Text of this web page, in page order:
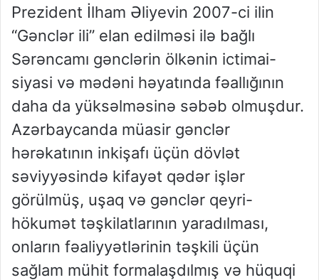
Prezident İlham Əliyevin 2007-ci ilin
“Gənclər ili” elan edilməsi ilə bağlı
Sərəncamı gənclərin ölkənin ictimai-
siyasi və mədəni həyatında fəallığının
daha da yüksəlməsinə səbəb olmuşdur.
Azərbaycanda müasir gənclər
hərəkatının inkişafı üçün dövlət
səviyyəsində kifayət qədər işlər
görülmüş, uşaq və gənclər qeyri-
hökumət təşkilatlarının yaradılması,
onların fəaliyyətlərinin təşkili üçün
sağlam mühit formalaşdılmış və hüquqi